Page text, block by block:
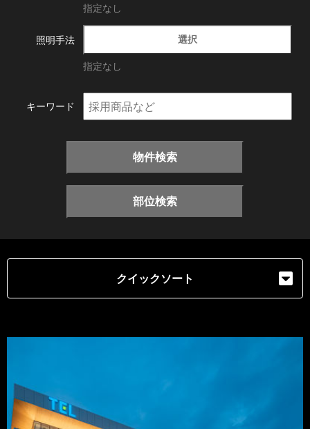
指定なし
照明手法 選択
指定なし
キーワード
物件検索
部位検索
クイックソート